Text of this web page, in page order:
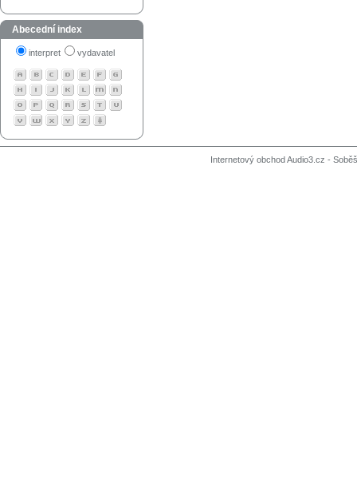
Abecední index
interpret vydavatel
Internetový obchod Audio3.cz -